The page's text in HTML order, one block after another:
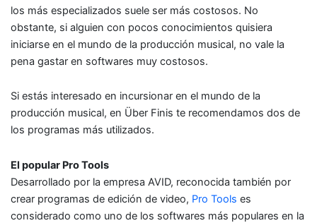
los más especializados suele ser más costosos. No
obstante, si alguien con pocos conocimientos quisiera
iniciarse en el mundo de la producción musical, no vale la
pena gastar en softwares muy costosos.
Si estás interesado en incursionar en el mundo de la
producción musical, en Über Finis te recomendamos dos de
los programas más utilizados.
El popular Pro Tools
Desarrollado por la empresa AVID, reconocida también por
crear programas de edición de video, Pro Tools es
considerado como uno de los softwares más populares en la